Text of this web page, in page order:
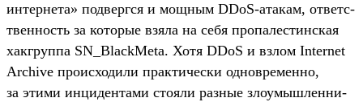
интерне­та» под­вер­гся и мощ­ным DDoS-ата­кам, ответс­
твен­ность за которые взя­ла на себя про­палес­тин­ская
хак­груп­па SN_BlackMeta. Хотя DDoS и взлом Internet
Archive про­исхо­дили прак­тичес­ки одновре­мен­но,
за эти­ми инци­ден­тами сто­яли раз­ные зло­умыш­ленни­